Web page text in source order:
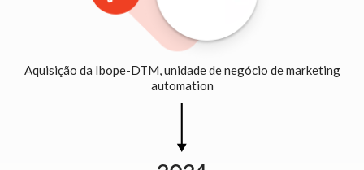
Aquisição da Ibope-DTM, unidade de negócio de marketing
automation